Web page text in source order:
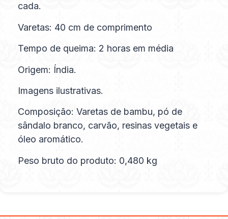
cada.
Varetas: 40 cm de comprimento
Tempo de queima: 2 horas em média
Origem: Índia.
Imagens ilustrativas.
Composição: Varetas de bambu, pó de
sândalo branco, carvão, resinas vegetais e
óleo aromático.
Peso bruto do produto: 0,480 kg